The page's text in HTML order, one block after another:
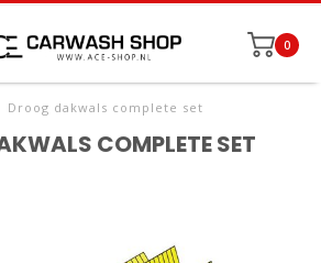
0
Droog dakwals complete set
COMPLETE SET